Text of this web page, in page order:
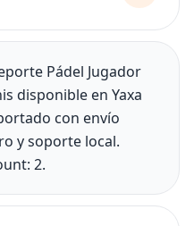
Pádel Jugador
disponible en Yaxa
con envío
y soporte local.
2.